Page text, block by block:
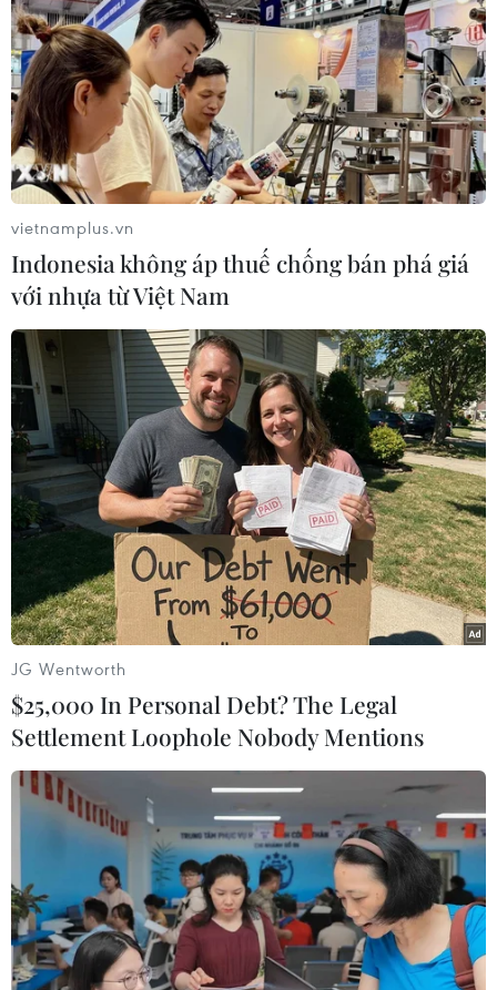
TIN LIÊN QUAN
Vốn FDI vào lĩnh vực chế biến, chế tạo
chiếm tỷ trọng cao nhất
14/09/2018 04:07
Các nhà đầu tư nước ngoài đã đầu tư vào 19 trong số
21 ngành trong hệ thống phân ngành kinh tế quốc dân,
trong đó, lĩnh vực công nghiệp chế biến, cơ khí chế tạo
chiếm tỷ trọng cao nhất.
vietnamplus.vn
Indonesia không áp thuế chống bán phá giá
với nhựa từ Việt Nam
JG Wentworth
$25,000 In Personal Debt? The Legal
Settlement Loophole Nobody Mentions